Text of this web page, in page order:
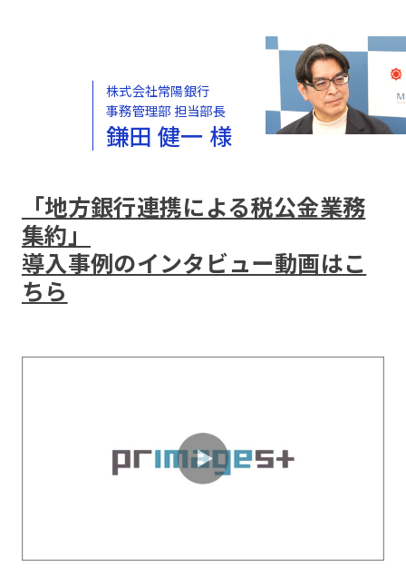
株式会社常陽銀行
事務管理部 担当部長
鎌田 健一 様
「地方銀行連携による税公金業務
集約」
導入事例のインタビュー動画はこ
ちら